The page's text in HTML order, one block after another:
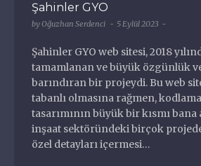
Şahinler GYO
byOğuzhan Serdenci 5 Eylül 2023
Şahinler GYO web sitesi, 2018
tamamlanan ve büyük özgünlük
barındıran bir projeydi. Bu web
tabanlı olmasına rağmen,
tasarımının büyük bir kısmı
inşaat sektöründeki birçok
özel detayları içermesi…